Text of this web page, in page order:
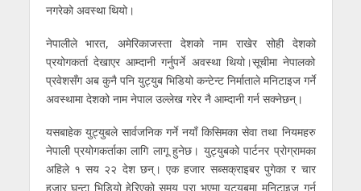
नगरेको अवस्था थियो।
नेपालीले भारत, अमेरिकाजस्ता देशको नाम राखेर सोही देशको
प्रयोगकर्ता देखाएर आम्दानी गर्नुपर्ने अवस्था थियो।सूचीमा नेपालको
प्रवेशसँग अब कुनै पनि युट्युब भिडियो कन्टेन्ट निर्माताले मनिटाइज गर्ने
अवस्थामा देशको नाम नेपाल उल्लेख गरेर नै आम्दानी गर्न सक्नेछन्।
यसबाहेक युट्युबले सार्वजनिक गर्ने नयाँ किसिमका सेवा तथा नियमहरु
नेपाली प्रयोगकर्ताका लागि लागू हुनेछ। युट्युबको पार्टनर प्रोग्रामका
अहिले १ सय २२ देश छन्। एक हजार सब्सक्राइबर पुगेका र चार
हजार घन्टा भिडियो हेरिएको समय पूरा भएमा युट्युबमा मनिटाइज गर्न